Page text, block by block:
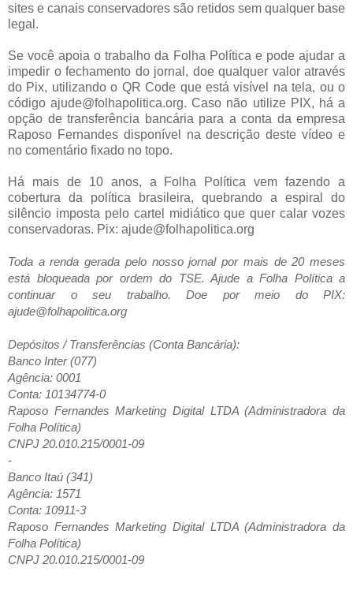
sites e canais conservadores são retidos sem qualquer base
legal.
Se você apoia o trabalho da Folha Política e pode ajudar a
impedir o fechamento do jornal, doe qualquer valor através
do Pix, utilizando o QR Code que está visível na tela, ou o
código ajude@folhapolitica.org. Caso não utilize PIX, há a
opção de transferência bancária para a conta da empresa
Raposo Fernandes disponível na descrição deste vídeo e
no comentário fixado no topo.
Há mais de 10 anos, a Folha Política vem fazendo a
cobertura da política brasileira, quebrando a espiral do
silêncio imposta pelo cartel midiático que quer calar vozes
conservadoras. Pix: ajude@folhapolitica.org
Toda a renda gerada pelo nosso jornal por mais de 20 meses
está bloqueada por ordem do TSE. Ajude a Folha Política a
continuar o seu trabalho. Doe por meio do PIX:
ajude@folhapolitica.org
Depósitos / Transferências (Conta Bancária):
Banco Inter (077)
Agência: 0001
Conta: 10134774-0
Raposo Fernandes Marketing Digital LTDA (Administradora da
Folha Política)
CNPJ 20.010.215/0001-09
-
Banco Itaú (341)
Agência: 1571
Conta: 10911-3
Raposo Fernandes Marketing Digital LTDA (Administradora da
Folha Política)
CNPJ 20.010.215/0001-09